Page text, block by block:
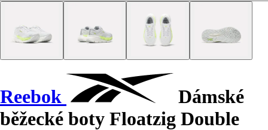
Reebok
Dámské
běžecké boty Floatzig Double